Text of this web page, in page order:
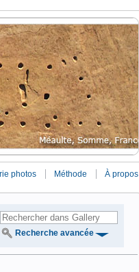
photos Méthode À propos
Recherche avancée